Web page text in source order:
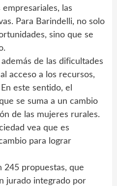
las
Para Barindelli, no solo
sino que se
de las dificultades
acceso a los recursos,
este sentido, el
se suma a un cambio
de las mujeres rurales.
vea que es
para lograr
245 propuestas, que
jurado integrado por